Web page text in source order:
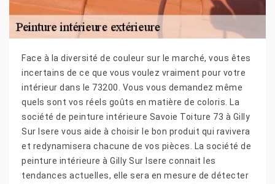
Face à la diversité de couleur sur le marché, vous êtes
incertains de ce que vous voulez vraiment pour votre
intérieur dans le 73200. Vous vous demandez même
quels sont vos réels goûts en matière de coloris. La
société de peinture intérieure Savoie Toiture 73 à Gilly
Sur Isere vous aide à choisir le bon produit qui ravivera
et redynamisera chacune de vos pièces. La société de
peinture intérieure à Gilly Sur Isere connait les
tendances actuelles, elle sera en mesure de détecter